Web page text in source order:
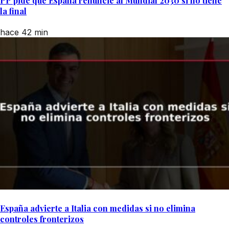
la final
hace 42 min
España advierte a Italia con medidas si no elimina
controles fronterizos